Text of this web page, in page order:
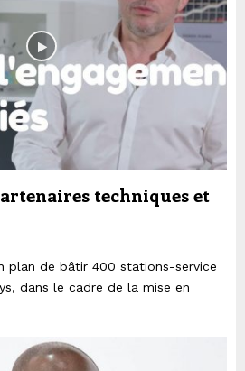
techniques et
plan de bâtir 400 stations-service
dans le cadre de la mise en